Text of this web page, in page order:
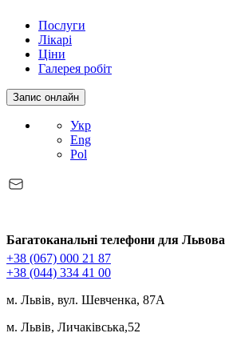
Послуги
Лікарі
Ціни
Галерея робіт
Запис онлайн
Укр
Eng
Pol
Багатоканальні телефони для Львова
+38 (067) 000 21 87
+38 (044) 334 41 00
м. Львів, вул. Шевченка, 87А
м. Львів, Личаківська,52